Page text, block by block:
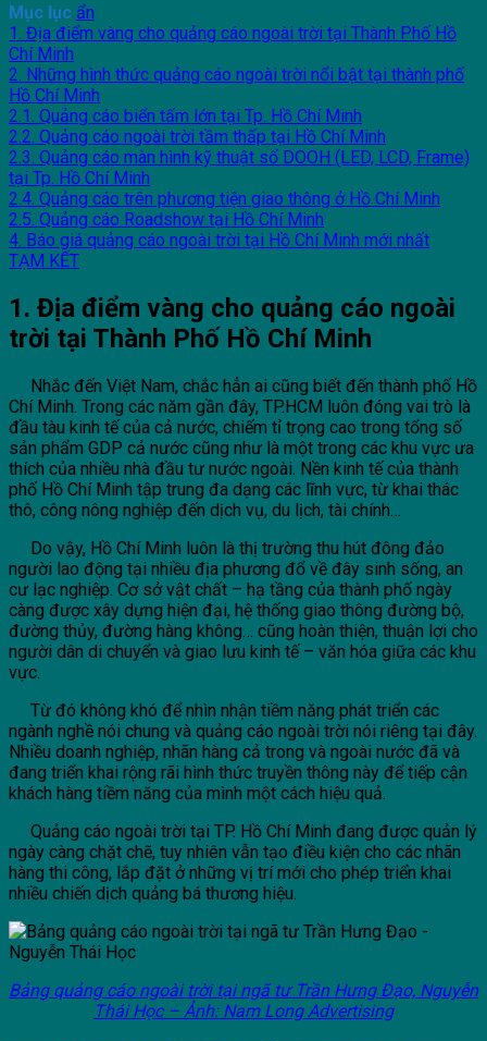
Mục lục ẩn
1. Địa điểm vàng cho quảng cáo ngoài trời tại Thành Phố Hồ
Chí Minh
2. Những hình thức quảng cáo ngoài trời nổi bật tại thành phố
Hồ Chí Minh
2.1. Quảng cáo biển tấm lớn tại Tp. Hồ Chí Minh
2.2. Quảng cáo ngoài trời tầm thấp tại Hồ Chí Minh
2.3. Quảng cáo màn hình kỹ thuật số DOOH (LED, LCD, Frame)
tại Tp. Hồ Chí Minh
2.4. Quảng cáo trên phương tiện giao thông ở Hồ Chí Minh
2.5. Quảng cáo Roadshow tại Hồ Chí Minh
4. Báo giá quảng cáo ngoài trời tại Hồ Chí Minh mới nhất
TẠM KẾT
1. Địa điểm vàng cho quảng cáo ngoài
trời tại Thành Phố Hồ Chí Minh
Nhắc đến Việt Nam, chắc hẳn ai cũng biết đến thành phố Hồ
Chí Minh. Trong các năm gần đây, TP.HCM luôn đóng vai trò là
đầu tàu kinh tế của cả nước, chiếm tỉ trọng cao trong tổng số
sản phẩm GDP cả nước cũng như là một trong các khu vực ưa
thích của nhiều nhà đầu tư nước ngoài. Nền kinh tế của thành
phố Hồ Chí Minh tập trung đa dạng các lĩnh vực, từ khai thác
thô, công nông nghiệp đến dịch vụ, du lịch, tài chính…
Do vậy, Hồ Chí Minh luôn là thị trường thu hút đông đảo
người lao động tại nhiều địa phương đổ về đây sinh sống, an
cư lạc nghiệp. Cơ sở vật chất – hạ tầng của thành phố ngày
càng được xây dựng hiện đại, hệ thống giao thông đường bộ,
đường thủy, đường hàng không… cũng hoàn thiện, thuận lợi cho
người dân di chuyển và giao lưu kinh tế – văn hóa giữa các khu
vực.
Từ đó không khó để nhìn nhận tiềm năng phát triển các
ngành nghề nói chung và quảng cáo ngoài trời nói riêng tại đây.
Nhiều doanh nghiệp, nhãn hàng cả trong và ngoài nước đã và
đang triển khai rộng rãi hình thức truyền thông này để tiếp cận
khách hàng tiềm năng của mình một cách hiệu quả.
Quảng cáo ngoài trời tại TP. Hồ Chí Minh đang được quản lý
ngày càng chặt chẽ, tuy nhiên vẫn tạo điều kiện cho các nhãn
hàng thi công, lắp đặt ở những vị trí mới cho phép triển khai
nhiều chiến dịch quảng bá thương hiệu.
Bảng quảng cáo ngoài trời tại ngã tư Trần Hưng Đạo, Nguyễn
Thái Học – Ảnh: Nam Long Advertising